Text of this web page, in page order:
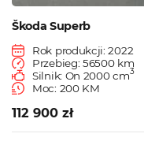
Škoda Superb
Rok produkcji: 2022
Przebieg: 56500 km
Silnik: On 2000 cm3
Moc: 200 KM
112 900 zł